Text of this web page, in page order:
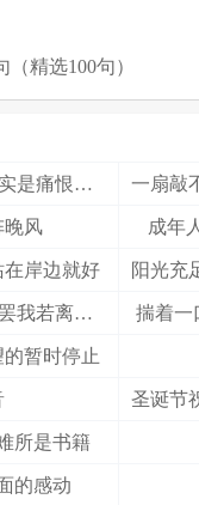
精选100句）
我假装无情，其实是痛恨自己的深情
晚风 成年
在岸边就好
友情也好爱情也罢我若离去,后会无期 揣着一
暂时停止
所是书籍
的感动